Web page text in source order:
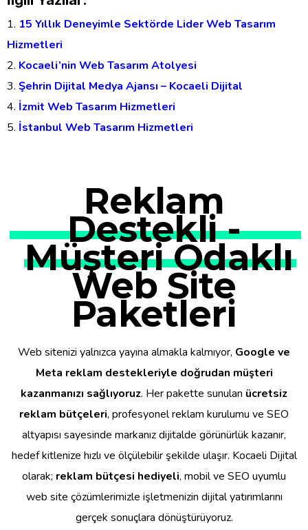
15 Yıllık Deneyimle Sektörde Lider Web Tasarım
Hizmetleri
Kocaeli’nin Web Tasarım Atolyesi
Şehrin Dijital Medya Ajansı – Kocaeli Dijital
İzmit Web Tasarım Hizmetleri
İstanbul Web Tasarım Hizmetleri
Reklam
Destekli -
Müşteri Odaklı
Web Site
Paketleri
Web sitenizi yalnızca yayına almakla kalmıyor, Google ve
Meta reklam destekleriyle doğrudan müşteri
kazanmanızı sağlıyoruz. Her pakette sunulan ücretsiz
reklam bütçeleri, profesyonel reklam kurulumu ve SEO
altyapısı sayesinde markanız dijitalde görünürlük kazanır,
hedef kitlenize hızlı ve ölçülebilir şekilde ulaşır. Kocaeli Dijital
olarak; reklam bütçesi hediyeli, mobil ve SEO uyumlu
web site çözümlerimizle işletmenizin dijital yatırımlarını
gerçek sonuçlara dönüştürüyoruz.